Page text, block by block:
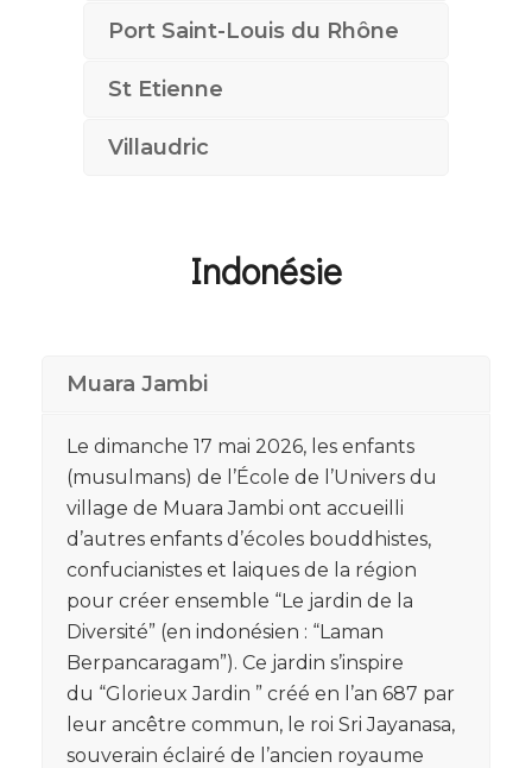
Port Saint-Louis du Rhône
St Etienne
Villaudric
Indonésie
Muara Jambi
Le dimanche 17 mai 2026, les enfants
(musulmans) de l’École de l’Univers du
village de Muara Jambi ont accueilli
d’autres enfants d’écoles bouddhistes,
confucianistes et laiques de la région
pour créer ensemble “Le jardin de la
Diversité” (en indonésien : “Laman
Berpancaragam”). Ce jardin s’inspire
du “Glorieux Jardin ” créé en l’an 687 par
leur ancêtre commun, le roi Sri Jayanasa,
souverain éclairé de l’ancien royaume